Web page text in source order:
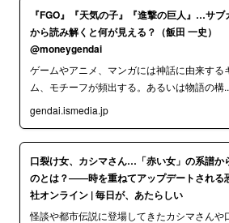
『FGO』『天気の子』『進撃の巨人』…サブ
から読み解くと何が見える？（飯田 一史）
@moneygendai
ゲームやアニメ、マンガには神話に由来する
ム、モチーフが頻出する。あるいは物語の構
gendai.ismedia.jp
口裂け女、カシマさん…「赤い女」の系譜か
のとは？――時を重ねてアップデートされる
社オンライン | 毎日が、あたらしい
怪談や都市伝説に登場してきたカシマさんや